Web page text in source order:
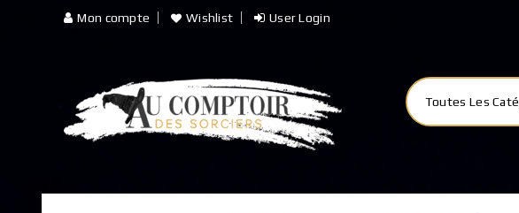
Mon compte Wishlist User Login
Toutes Les